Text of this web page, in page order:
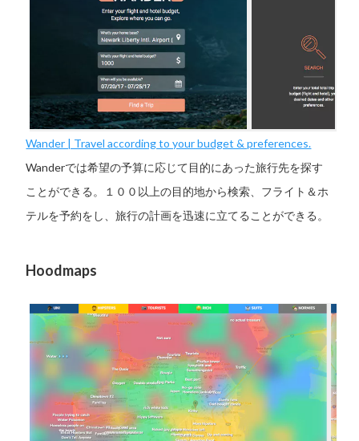
Wander | Travel according to your budget & preferences.
Wanderでは希望の予算に応じて目的にあった旅行先を探す
ことができる。１００以上の目的地から検索、フライト＆ホ
テルを予約をし、旅行の計画を迅速に立てることができる。
Hoodmaps